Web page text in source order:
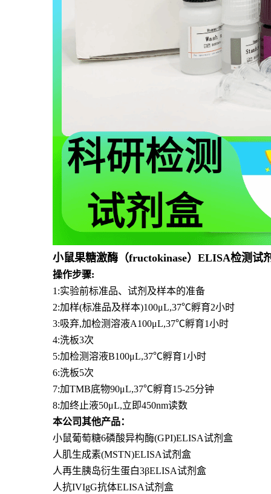
小鼠果糖激酶（fructokinase）ELISA检测试
操作步骤:
1:实验前标准品、试剂及样本的准备
2:加样(标准品及样本)100μL,37℃孵育2小时
3:吸弃,加检测溶液A100μL,37℃孵育1小时
4:洗板3次
5:加检测溶液B100μL,37℃孵育1小时
6:洗板5次
7:加TMB底物90μL,37℃孵育15-25分钟
8:加终止液50μL,立即450nm读数
本公司其他产品：
小鼠葡萄糖6磷酸异构酶(GPI)ELISA试剂盒
人肌生成素(MSTN)ELISA试剂盒
人再生胰岛衍生蛋白3βELISA试剂盒
人抗IVIgG抗体ELISA试剂盒